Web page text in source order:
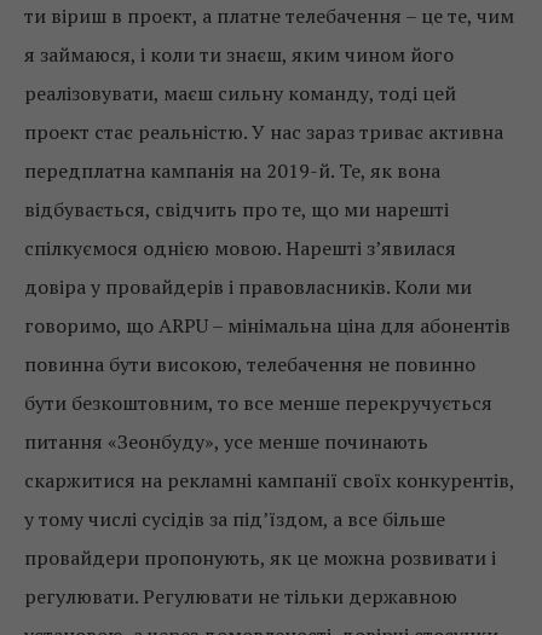
ти віриш в проект, а платне телебачення – це те, чим
я займаюся, і коли ти знаєш, яким чином його
реалізовувати, маєш сильну команду, тоді цей
проект стає реальністю. У нас зараз триває активна
передплатна кампанія на 2019-й. Те, як вона
відбувається, свідчить про те, що ми нарешті
спілкуємося однією мовою. Нарешті з’явилася
довіра у провайдерів і правовласників. Коли ми
говоримо, що АRPU – мінімальна ціна для абонентів
повинна бути високою, телебачення не повинно
бути безкоштовним, то все менше перекручується
питання «Зеонбуду», усе менше починають
скаржитися на рекламні кампанії своїх конкурентів,
у тому числі сусідів за під’їздом, а все більше
провайдери пропонують, як це можна розвивати і
регулювати. Регулювати не тільки державною